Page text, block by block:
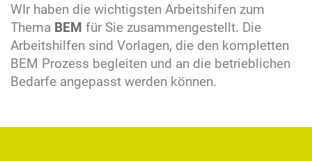
WIr haben die wichtigsten Arbeitshifen zum
Thema BEM für Sie zusammengestellt. Die
Arbeitshilfen sind Vorlagen, die den kompletten
BEM Prozess begleiten und an die betrieblichen
Bedarfe angepasst werden können.